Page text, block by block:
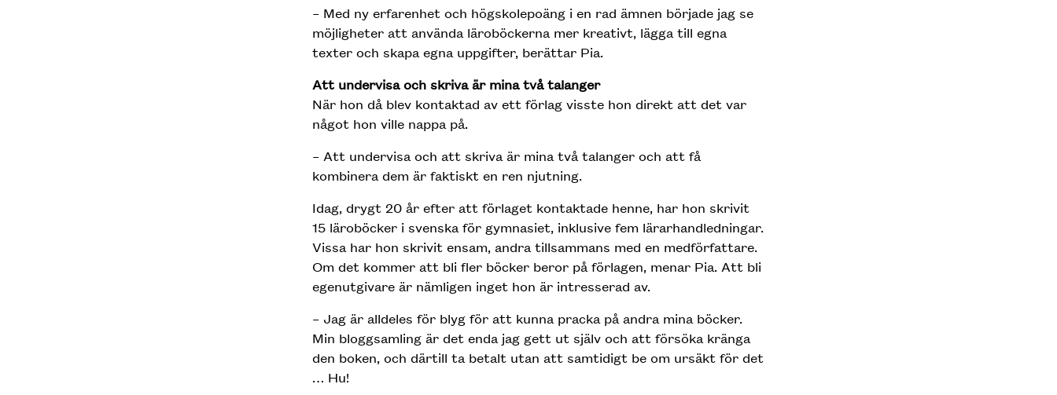
– Med ny erfarenhet och högskole­poäng i en rad ämnen började jag se
möjligheter att använda läroböckerna mer kreativt, lägga till egna
texter och skapa egna uppgifter, berättar Pia.
Att undervisa och skriva är mina två talanger
När hon då blev kontaktad av ett förlag visste hon direkt att det var
något hon ville nappa på.
– Att undervisa och att skriva är mina två talanger och att få
kombinera dem är faktiskt en ren njutning.
Idag, drygt 20 år efter att förlaget kontaktade henne, har hon skrivit
15 läroböcker i svenska för gymnasiet, inklusive fem lärarhandledningar.
Vissa har hon skrivit ensam, andra tillsammans med en medförfattare.
Om det kommer att bli fler böcker beror på förlagen, menar Pia. Att bli
egenutgivare är nämligen inget hon är intresserad av.
– Jag är alldeles för blyg för att kunna pracka på andra mina böcker.
Min bloggsamling är det enda jag gett ut själv och att försöka kränga
den boken, och därtill ta betalt utan att samtidigt be om ursäkt för det
… Hu!